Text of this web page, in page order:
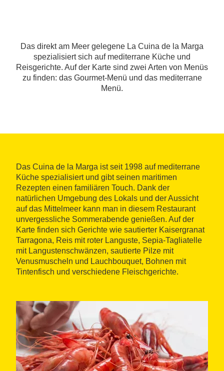
Das direkt am Meer gelegene La Cuina de la Marga
spezialisiert sich auf mediterrane Küche und
Reisgerichte. Auf der Karte sind zwei Arten von Menüs
zu finden: das Gourmet-Menü und das mediterrane
Menü.
Das Cuina de la Marga ist seit 1998 auf mediterrane
Küche spezialisiert und gibt seinen maritimen
Rezepten einen familiären Touch. Dank der
natürlichen Umgebung des Lokals und der Aussicht
auf das Mittelmeer kann man in diesem Restaurant
unvergessliche Sommerabende genießen. Auf der
Karte finden sich Gerichte wie sautierter Kaisergranat
Tarragona, Reis mit roter Languste, Sepia-Tagliatelle
mit Langustenschwänzen, sautierte Pilze mit
Venusmuscheln und Lauchbouquet, Bohnen mit
Tintenfisch und verschiedene Fleischgerichte.